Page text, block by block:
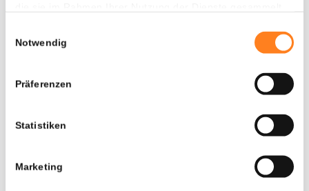
Notwendig
Präferenzen
Statistiken
Marketing